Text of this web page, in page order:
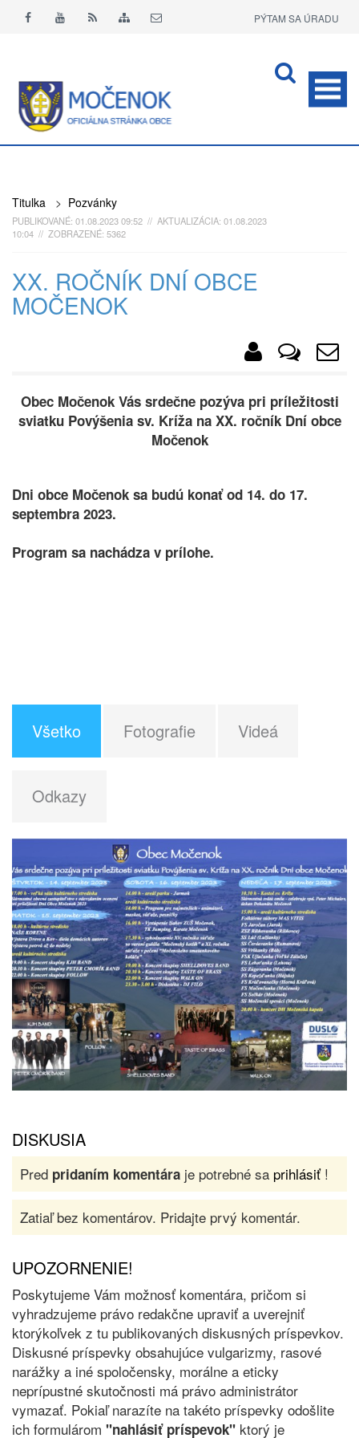
PÝTAM SA ÚRADU
Titulka > Pozvánky
PUBLIKOVANÉ: 01.08.2023 09:52 // AKTUALIZÁCIA: 01.08.2023
10:04 // ZOBRAZENÉ: 5362
XX. ROČNÍK DNÍ OBCE
MOČENOK
Obec Močenok Vás srdečne pozýva pri príležitosti
sviatku Povýšenia sv. Kríža na XX. ročník Dní obce
Močenok
Dni obce Močenok sa budú konať od 14. do 17.
septembra 2023.
Program sa nachádza v prílohe.
Všetko Fotografie Videá
Odkazy
DISKUSIA
Pred pridaním komentára je potrebné sa prihlásiť!
Zatiaľ bez komentárov. Pridajte prvý komentár.
UPOZORNENIE!
Poskytujeme Vám možnosť komentára, pričom si
vyhradzujeme právo redakčne upraviť a uverejniť
ktorýkoľvek z tu publikovaných diskusných príspevkov.
Diskusné príspevky obsahujúce vulgarizmy, rasové
narážky a iné spoločensky, morálne a eticky
neprípustné skutočnosti má právo administrátor
vymazať. Pokiaľ narazíte na takéto príspevky odošlite
ich formulárom "nahlásiť príspevok" ktorý je